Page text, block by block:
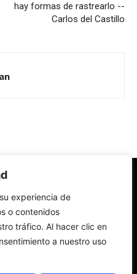
experiencia de
o contenidos
tráfico. Al hacer clic en
a nuestro uso
hay formas de rastrearlo --
Carlos del Castillo
católica y la sociedad